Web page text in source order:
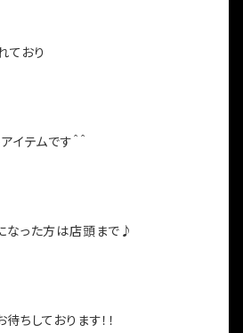
ており
イテムです＾＾
なった方は店頭まで♪
ちしております！！